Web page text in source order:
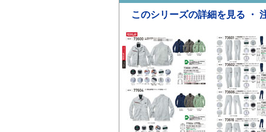
このシリーズの詳細を見る ・